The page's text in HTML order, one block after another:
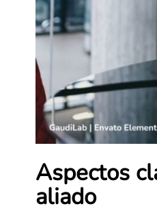
Aspectos
aliado